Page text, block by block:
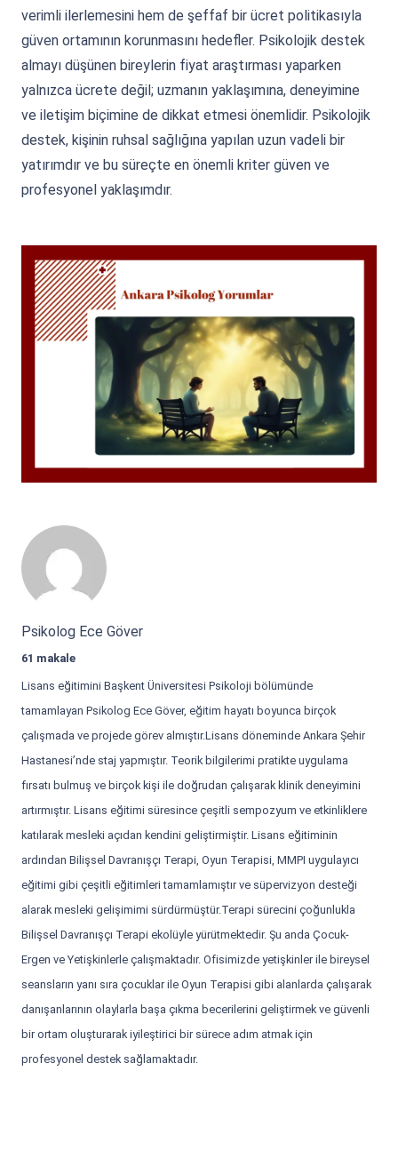
verimli ilerlemesini hem de şeffaf bir ücret politikasıyla
güven ortamının korunmasını hedefler. Psikolojik destek
almayı düşünen bireylerin fiyat araştırması yaparken
yalnızca ücrete değil; uzmanın yaklaşımına, deneyimine
ve iletişim biçimine de dikkat etmesi önemlidir. Psikolojik
destek, kişinin ruhsal sağlığına yapılan uzun vadeli bir
yatırımdır ve bu süreçte en önemli kriter güven ve
profesyonel yaklaşımdır.
Psikolog Ece Göver
61 makale
Lisans eğitimini Başkent Üniversitesi Psikoloji bölümünde
tamamlayan Psikolog Ece Göver, eğitim hayatı boyunca birçok
çalışmada ve projede görev almıştır.Lisans döneminde Ankara Şehir
Hastanesi’nde staj yapmıştır. Teorik bilgilerimi pratikte uygulama
fırsatı bulmuş ve birçok kişi ile doğrudan çalışarak klinik deneyimini
artırmıştır. Lisans eğitimi süresince çeşitli sempozyum ve etkinliklere
katılarak mesleki açıdan kendini geliştirmiştir. Lisans eğitiminin
ardından Bilişsel Davranışçı Terapi, Oyun Terapisi, MMPI uygulayıcı
eğitimi gibi çeşitli eğitimleri tamamlamıştır ve süpervizyon desteği
alarak mesleki gelişimimi sürdürmüştür.Terapi sürecini çoğunlukla
Bilişsel Davranışçı Terapi ekolüyle yürütmektedir. Şu anda Çocuk-
Ergen ve Yetişkinlerle çalışmaktadır. Ofisimizde yetişkinler ile bireysel
seansların yanı sıra çocuklar ile Oyun Terapisi gibi alanlarda çalışarak
danışanlarının olaylarla başa çıkma becerilerini geliştirmek ve güvenli
bir ortam oluşturarak iyileştirici bir sürece adım atmak için
profesyonel destek sağlamaktadır.